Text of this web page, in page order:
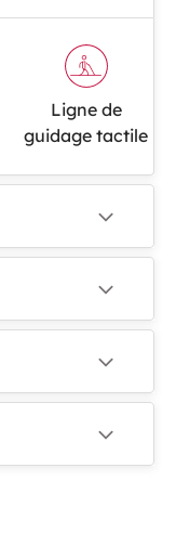
Ligne de
guidage tactile